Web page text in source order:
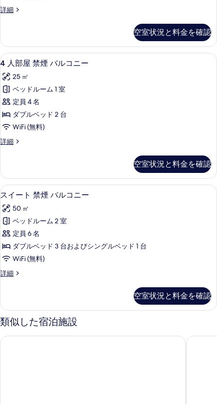
禁
バ
ル
コ
ニ
ー
の
す
べ
て
真
を
表
示
す
る
詳細
ト
ル
ー
ム
煙
バ
ル
コ
ニ
ー
の
詳
空室状況と料金を確認
4
人
部
屋
禁
煙
バ
ル
ニ
ー
の
す
べ
て
の
写
真
示
す
る
4 人部屋 禁煙 バルコニー | WiFi (無料)
6
4 人部屋 禁煙 バルコニー
25 ㎡
ベッドルーム 1 室
定員 4 名
ダブルベッド 2 台
WiFi (無料)
詳細
4
禁
煙
バ
コ
ニ
ー
の
詳
細
空室状況と料金を確認
ス
イ
ー
ト
禁
煙
ル
ニ
ー
の
す
スイート 禁煙 バルコニー | WiFi (無料)
33
スイート 禁煙 バルコニー
50 ㎡
ベッドルーム 2 室
定員 6 名
ダブルベッド 3 台およびシングルベッド 1 台
WiFi (無料)
詳細
ス
禁
煙
バ
コ
空室状況と料金を確認
類似した宿泊施設
ウェルネスヴィラ ブリッサ ホテル